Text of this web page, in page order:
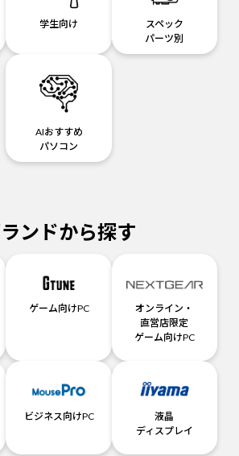
学生向け
スペック
パーツ別
AIおすすめ
パソコン
ンドから探す
ゲーム向けPC
オンライン・
直営店限定
ゲーム向けPC
ビジネス向けPC
液晶
ディスプレイ